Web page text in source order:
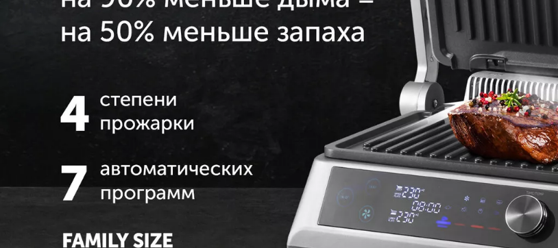
Гарантия 3 года
В комплекте с грилем идёт лопатка для быстрой и удобной чистки
панелей гриля, книга рецептов, памятка для любителей стейков
*По сравнению с грилем Polaris PGP 1902